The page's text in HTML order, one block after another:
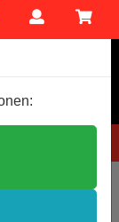
Klapprahmen
dienen zu
akzeptieren.